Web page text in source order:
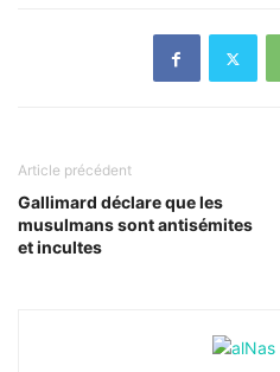
Article précédent
Gallimard déclare que les
musulmans sont antisémites
et incultes